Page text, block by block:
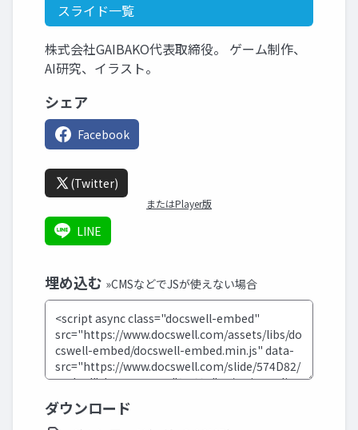
スライド一覧
株式会社GAIBAKO代表取締役。 ゲーム制作、
AI研究、イラスト。
シェア
Facebook
(Twitter)
またはPlayer版
LINE
埋め込む »CMSなどでJSが使えない場合
ダウンロード